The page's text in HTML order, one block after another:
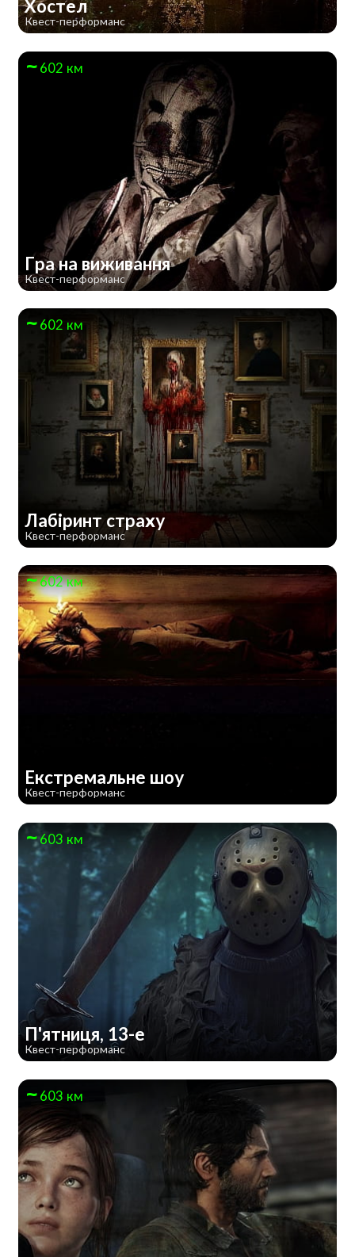
Хостел
Квест-перформанс
602 км
Гра на виживання
Квест-перформанс
602 км
Лабіринт страху
Квест-перформанс
602 км
Екстремальне шоу
Квест-перформанс
603 км
П'ятниця, 13-е
Квест-перформанс
603 км